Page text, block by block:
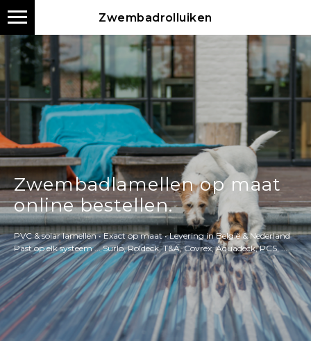
Zwembadrolluiken
Zwembadlamellen op maat
online bestellen.
PVC & solar lamellen • Exact op maat • Levering in België & Nederland
Past op elk systeem ... Surlo, Roldeck, T&A, Covrex, Aquadeck, PCS, ...